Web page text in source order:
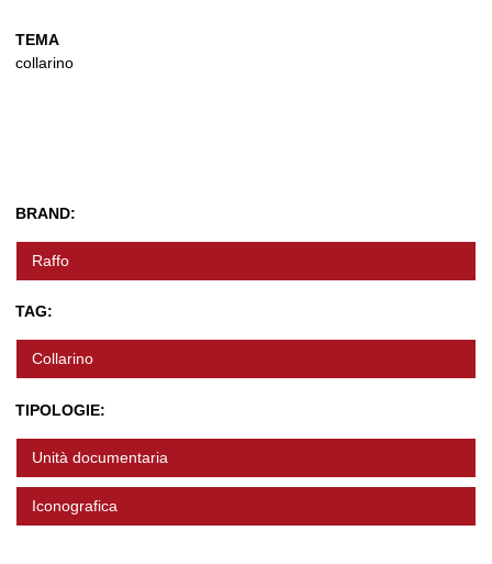
TEMA
collarino
BRAND:
Raffo
TAG:
Collarino
TIPOLOGIE:
Unità documentaria
Iconografica